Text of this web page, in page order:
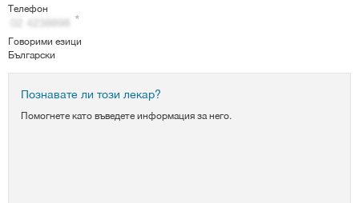
Телефон
Говорими езици
Български
Познавате ли този лекар?
Помогнете като въведете информация за него.